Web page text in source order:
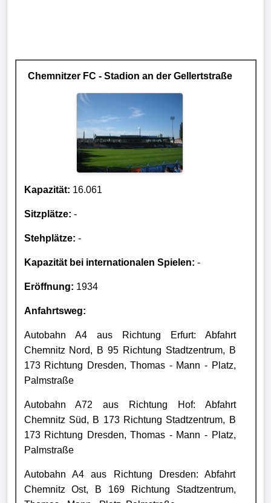
Chemnitzer FC - Stadion an der Gellertstraße
Kapazität: 16.061
Sitzplätze: -
Stehplätze: -
Kapazität bei internationalen Spielen: -
Eröffnung: 1934
Anfahrtsweg:
Autobahn A4 aus Richtung Erfurt: Abfahrt
Chemnitz Nord, B 95 Richtung Stadtzentrum, B
173 Richtung Dresden, Thomas - Mann - Platz,
Palmstraße
Autobahn A72 aus Richtung Hof: Abfahrt
Chemnitz Süd, B 173 Richtung Stadtzentrum, B
173 Richtung Dresden, Thomas - Mann - Platz,
Palmstraße
Autobahn A4 aus Richtung Dresden: Abfahrt
Chemnitz Ost, B 169 Richtung Stadtzentrum,